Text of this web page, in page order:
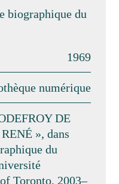
biographique du
1969
numérique
DE
», dans
du
Toronto, 2003–